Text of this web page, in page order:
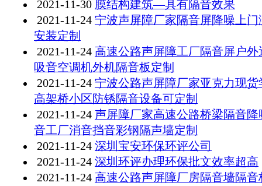
2021-11-30 膜结构建筑—具有隔音效果
2021-11-24 宁波声屏障厂家隔音屏降噪上门
安装定制
2021-11-24 高速公路声屏障工厂隔音屏户外
吸音空调机外机隔音板定制
2021-11-24 宁波公路声屏障厂家亚克力现货
高架桥小区防锈隔音设备可定制
2021-11-24 声屏障厂家高速公路桥梁隔音降
音工厂消音挡音彩钢隔声墙定制
2021-11-24 深圳宝安环保环评公司
2021-11-24 深圳环评办理环保批文效率超高
2021-11-24 高速公路声屏障厂房隔音墙隔音